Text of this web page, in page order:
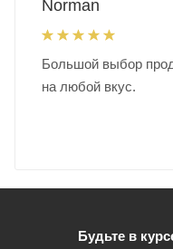
Norman
Большой выбор
на любой вкус.
Будьте в